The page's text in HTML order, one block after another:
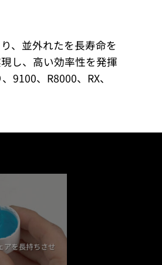
、並外れたを長寿命を
し、高い効率性を発揮
、R8000、RX、